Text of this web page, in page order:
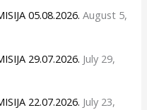
05.08.2026. August 5,
29.07.2026. July 29,
22.07.2026. July 23,